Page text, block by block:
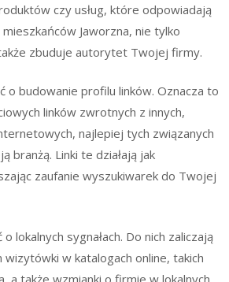
czy usług, które odpowiadają
Jaworzna, nie tylko
zbuduje autorytet Twojej firmy.
o budowanie profilu linków. Oznacza to
linków zwrotnych z innych,
najlepiej tych związanych
branżą. Linki te działają jak
zaufanie wyszukiwarek do Twojej
lokalnych sygnałach. Do nich zaliczają
w katalogach online, takich
a także wzmianki o firmie w lokalnych